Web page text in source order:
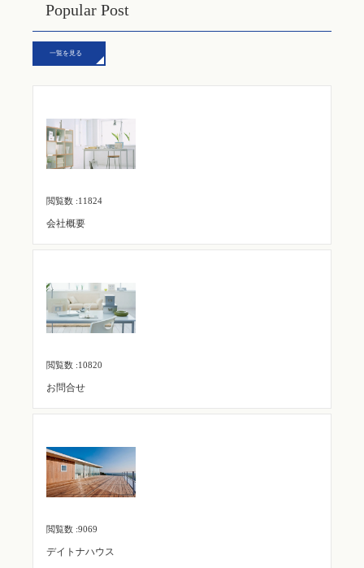
Popular Post
一覧を見る
閲覧数 :11824
会社概要
閲覧数 :10820
お問合せ
閲覧数 :9069
デイトナハウス